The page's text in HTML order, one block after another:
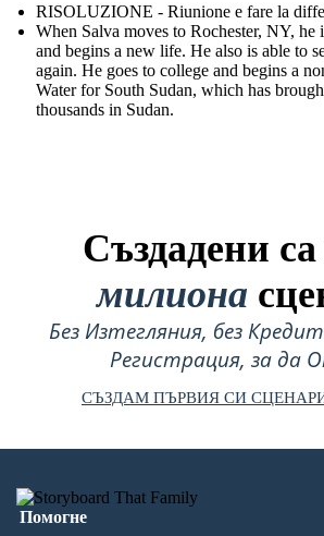
RISOLUZIONE - Riunione e fare la
When Salva moves to Rochester, NY,
and begins a new life. He also is able to
again. He goes to college and begins a
Water for South Sudan, which has
thousands in Sudan.
Създадени
милиона
Без Изтегляния, без
Регистрация, за да
СЪЗДАМ ПЪРВИЯ СИ
Помогне